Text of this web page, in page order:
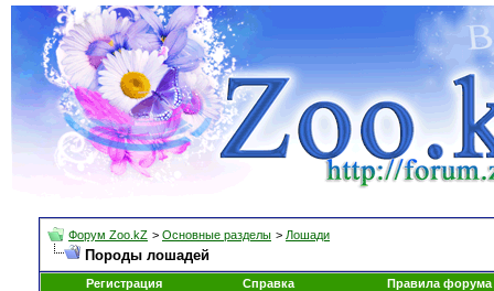
Форум Zoo.kZ > Основные разделы > Лошади
Породы лошадей
Регистрация Справка Правила форума